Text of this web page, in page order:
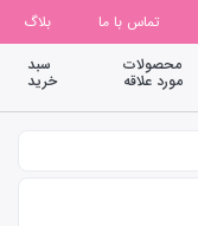
تماس با ما بلاگ
محصولات
مورد علاقه
سبد
خرید